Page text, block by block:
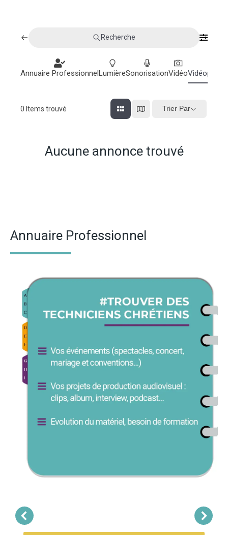
Recherche
Annuaire ProfessionnelLumièreSonorisationVidéo
0 Items trouvé Trier Par
Aucune annonce trouvé
Annuaire Professionnel